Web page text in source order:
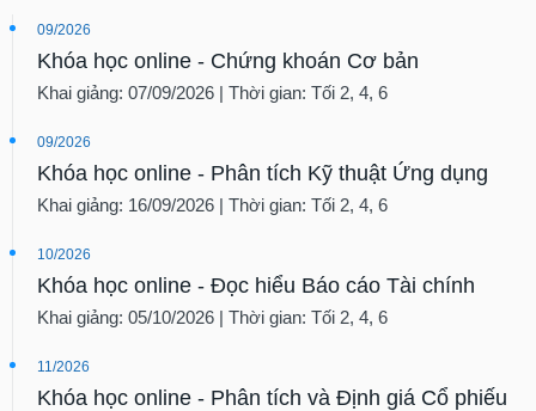
09/2026
Khóa học online - Chứng khoán Cơ bản
Khai giảng: 07/09/2026 | Thời gian: Tối 2, 4, 6
09/2026
Khóa học online - Phân tích Kỹ thuật Ứng dụng
Khai giảng: 16/09/2026 | Thời gian: Tối 2, 4, 6
10/2026
Khóa học online - Đọc hiểu Báo cáo Tài chính
Khai giảng: 05/10/2026 | Thời gian: Tối 2, 4, 6
11/2026
Khóa học online - Phân tích và Định giá Cổ phiếu